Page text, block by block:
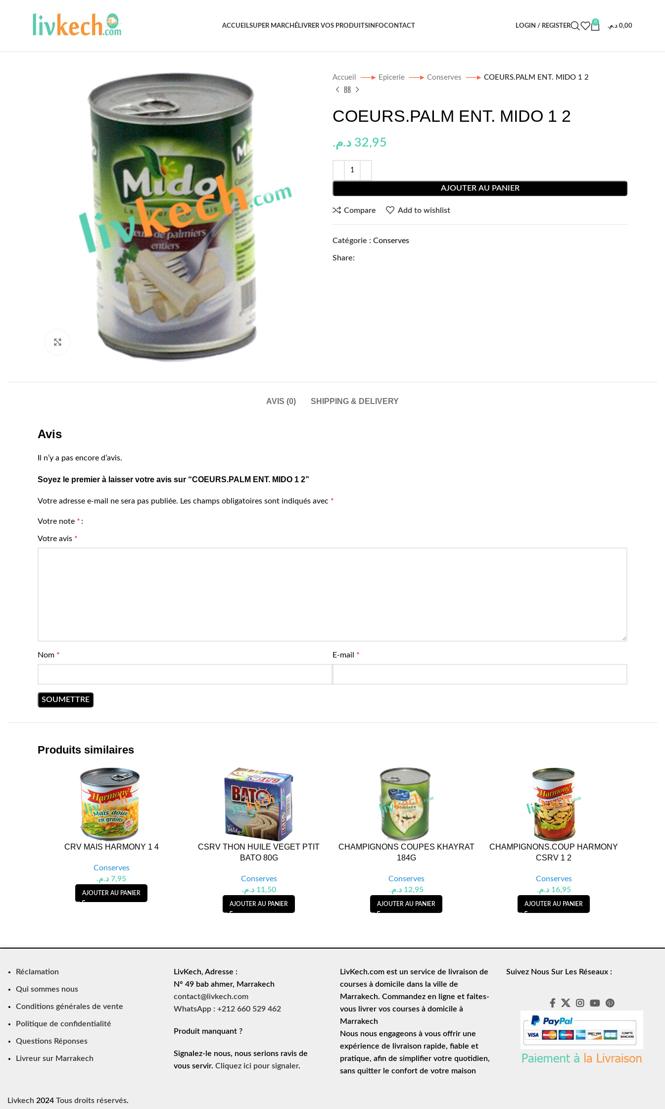
ACCUEILSUPER MARCHÉ LIVRER VOS PRODUITS INFOCONTACT LOGIN / REGISTER
0
0,00 د.م.
Click to enlarge
Accueil Epicerie Conserves COEURS.PALM ENT. MIDO 1 2
COEURS.PALM ENT. MIDO 1 2
32,95 د.م.
AJOUTER AU PANIER
Compare Add to wishlist
Catégorie : Conserves
Share:
AVIS (0) SHIPPING & DELIVERY
Avis
Il n’y a pas encore d’avis.
Soyez le premier à laisser votre avis sur “COEURS.PALM ENT. MIDO 1 2”
Votre adresse e-mail ne sera pas publiée. Les champs obligatoires sont indiqués avec *
Votre note *
Votre avis *
Nom * E-mail *
Produits similaires
CRV MAIS HARMONY 1 4
Conserves
7,95 د.م.
AJOUTER AU PANIER
CSRV THON HUILE VEGET PTIT
BATO 80G
Conserves
11,50 د.م.
AJOUTER AU PANIER
CHAMPIGNONS COUPES KHAYRAT
184G
Conserves
12,95 د.م.
AJOUTER AU PANIER
CHAMPIGNONS.COUP HARMONY
CSRV 1 2
Conserves
16,95 د.م.
AJOUTER AU PANIER
Réclamation
Qui sommes nous
Conditions générales de vente
Politique de confidentialité
Questions Réponses
Livreur sur Marrakech
LivKech, Adresse :
N° 49 bab ahmer, Marrakech
contact@livkech.com
WhatsApp : +212 660 529 462
Produit manquant ?
Signalez-le nous, nous serions ravis de
vous servir. Cliquez ici pour signaler.
LivKech.com est un service de
livraison de
courses à domicile dans la ville de
Marrakech. Commandez en ligne et faites-
vous livrer vos courses à domicile à
Marrakech
Nous nous engageons à vous offrir une
expérience de
livraison rapide, fiable et
pratique, afin de simplifier votre quotidien,
sans quitter le confort de votre maison
Suivez Nous Sur Les Réseaux :
Livkech 2024Tous droits réservés.